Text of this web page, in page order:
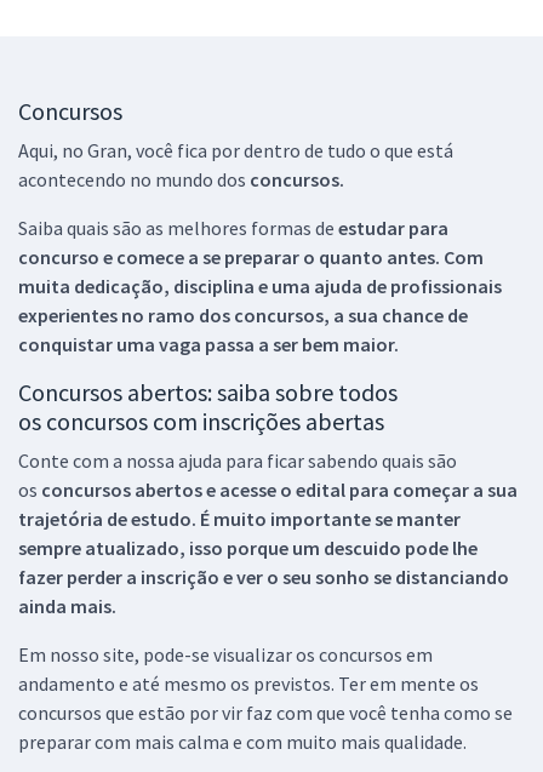
Concursos
Aqui, no Gran, você fica por dentro de tudo o que está
acontecendo no mundo dos concursos.
Saiba quais são as melhores formas de estudar para
concurso e comece a se preparar o quanto antes. Com
muita dedicação, disciplina e uma ajuda de profissionais
experientes no ramo dos concursos, a sua chance de
conquistar uma vaga passa a ser bem maior.
Concursos abertos: saiba sobre todos
os concursos com inscrições abertas
Conte com a nossa ajuda para ficar sabendo quais são
os concursos abertos e acesse o edital para começar a sua
trajetória de estudo. É muito importante se manter
sempre atualizado, isso porque um descuido pode lhe
fazer perder a inscrição e ver o seu sonho se distanciando
ainda mais.
Em nosso site, pode-se visualizar os concursos em
andamento e até mesmo os previstos. Ter em mente os
concursos que estão por vir faz com que você tenha como se
preparar com mais calma e com muito mais qualidade.